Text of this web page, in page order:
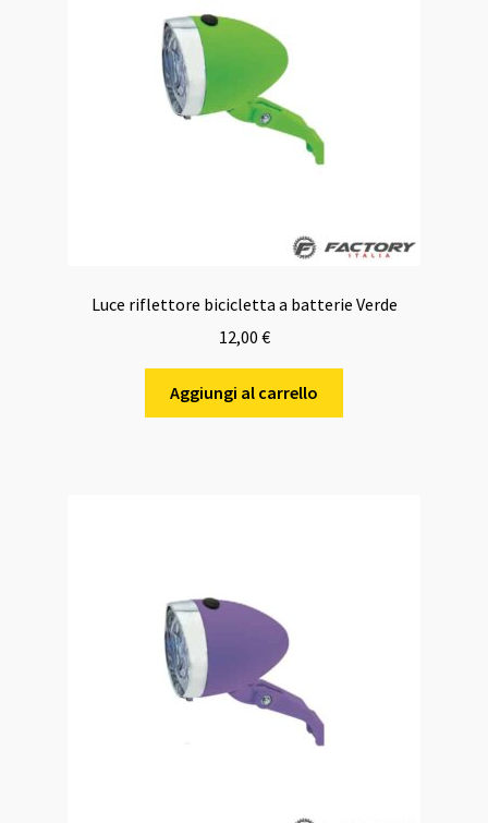
Luce riflettore bicicletta a batterie Verde
12,00 €
Aggiungi al carrello